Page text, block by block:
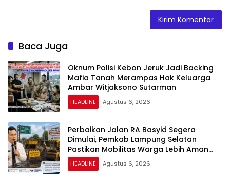
Baca Juga
Oknum Polisi Kebon Jeruk Jadi Backing
Mafia Tanah Merampas Hak Keluarga
Ambar Witjaksono Sutarman
HEADLINE Agustus 6, 2026
Perbaikan Jalan RA Basyid Segera
Dimulai, Pemkab Lampung Selatan
Pastikan Mobilitas Warga Lebih Aman
dan Nyaman
HEADLINE Agustus 6, 2026